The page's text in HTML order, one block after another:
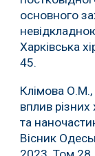
основного
Харківська
45.
Клімова
вплив
та
Вісник